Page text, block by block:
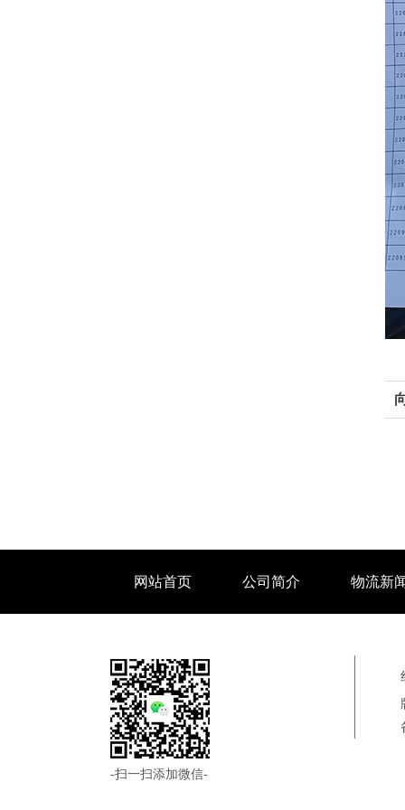
网站首页 公司简介 物流新
-扫一扫添加微信-